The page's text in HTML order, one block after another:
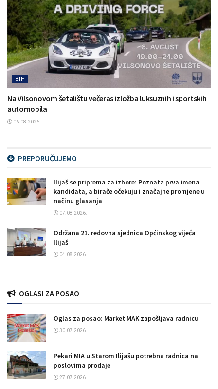
BIH
Na Vilsonovom šetalištu večeras izložba luksuznih i sportskih
automobila
06.08.2026.
PREPORUČUJEMO
Ilijaš se priprema za izbore: Poznata prva imena
kandidata, a birače očekuju i značajne promjene u
načinu glasanja
07.08.2026.
Održana 21. redovna sjednica Općinskog vijeća
Ilijaš
04.08.2026.
OGLASI ZA POSAO
Oglas za posao: Market MAK zapošljava radnicu
30.07.2026.
Pekari MIA u Starom Ilijašu potrebna radnica na
poslovima prodaje
27.07.2026.